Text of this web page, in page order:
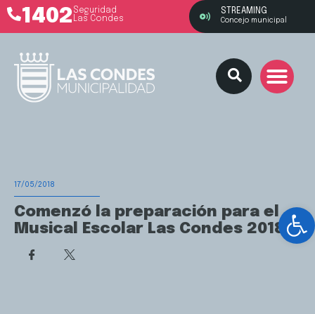
1402 Seguridad
Las Condes
STREAMING
Concejo municipal
17/05/2018
Comenzó la preparación para el
Musical Escolar Las Condes 2018